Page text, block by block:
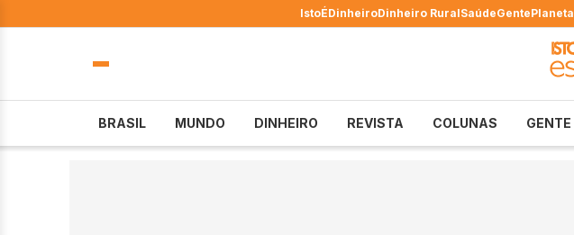
IstoÉDinheiroDinheiro RuralSaúdeGentePlaneta
BRASIL MUNDO DINHEIRO REVISTA COLUNAS GENTE